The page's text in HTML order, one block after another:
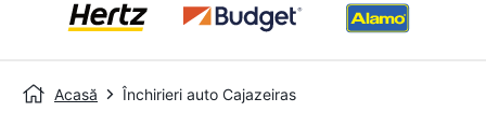
Acasă Închirieri auto Cajazeiras